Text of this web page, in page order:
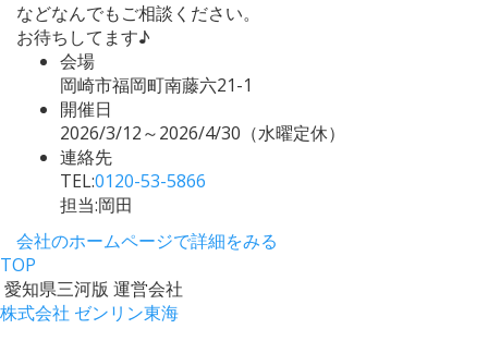
などなんでもご相談ください。
お待ちしてます♪
会場
岡崎市福岡町南藤六21-1
開催日
2026/3/12～2026/4/30（水曜定休）
連絡先
TEL:0120-53-5866
担当:岡田
会社のホームページで詳細をみる
TOP
愛知県三河版 運営会社
株式会社 ゼンリン東海